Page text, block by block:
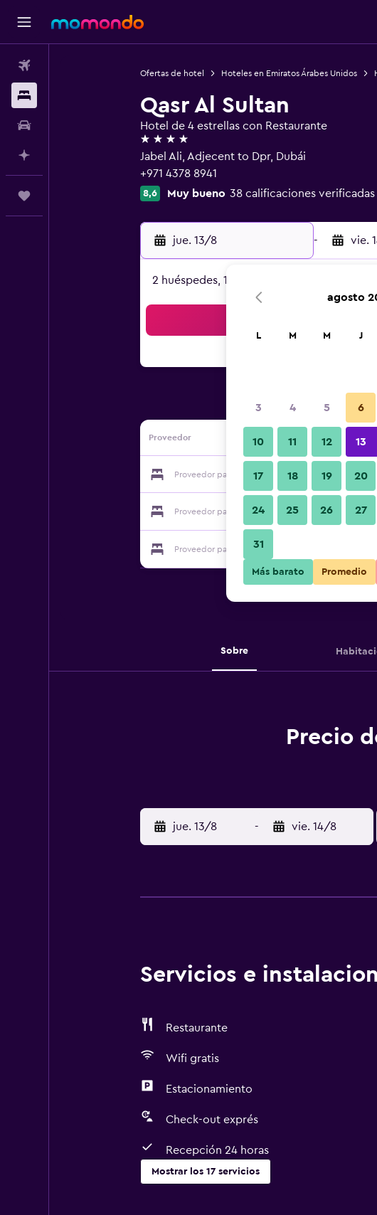
Ofertas de hotel Hoteles en Emiratos Árabes Unidos
Qasr Al Sultan
Hotel de 4 estrellas con Restaurante
4 estrellas
Jabel Ali, Adjecent to Dpr, Dubái
+971 4378 8941
8,6 Muy bueno 38 calificaciones verificadas
jue. 13/8 - vie.
2 huéspedes, 1 habitación
Proveedor
Proveedor para Qasr Al Sultan
Proveedor para Qasr Al Sultan
Proveedor para Qasr Al Sultan
Sobre
Precio
jue. 13/8 - vie. 14/8
Servicios e
Restaurante
Wifi gratis
Estacionamiento
Check-out exprés
Recepción 24 horas
Mostrar los 17 servicios
agosto
L M M J
3 4 5 6
10 11 12 13
17 18 19 20
24 25 26 27
31
Más barato Promedio